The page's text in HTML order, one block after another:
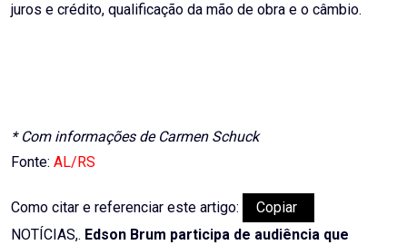
juros e crédito, qualificação da mão de obra e o câmbio.
* Com informações de Carmen Schuck
Fonte: AL/RS
Como citar e referenciar este artigo:
Copiar
NOTÍCIAS,. Edson Brum participa de audiência que